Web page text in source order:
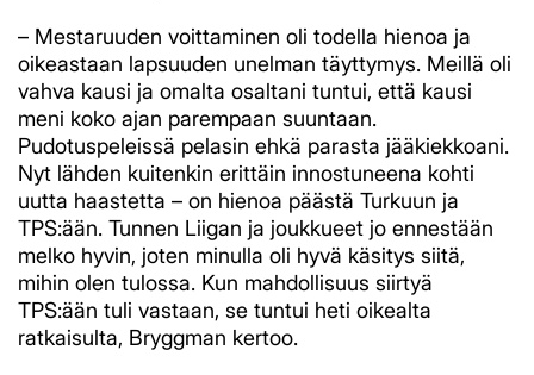
– Mestaruuden voittaminen oli todella hienoa ja
oikeastaan lapsuuden unelman täyttymys. Meillä oli
vahva kausi ja omalta osaltani tuntui, että kausi
meni koko ajan parempaan suuntaan.
Pudotuspeleissä pelasin ehkä parasta jääkiekkoani.
Nyt lähden kuitenkin erittäin innostuneena kohti
uutta haastetta – on hienoa päästä Turkuun ja
TPS:ään. Tunnen Liigan ja joukkueet jo ennestään
melko hyvin, joten minulla oli hyvä käsitys siitä,
mihin olen tulossa. Kun mahdollisuus siirtyä
TPS:ään tuli vastaan, se tuntui heti oikealta
ratkaisulta, Bryggman kertoo.